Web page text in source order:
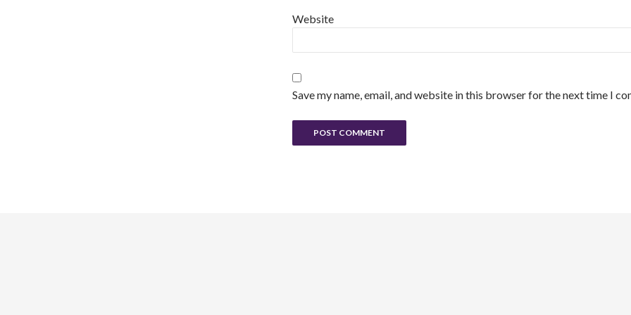
Website
Save my name, email, and website in this browser for the next time I